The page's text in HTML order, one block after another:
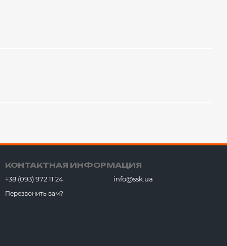
КОНТАКТНАЯ ИНФОРМАЦИЯ
+38 (093) 972 11 24
Перезвонить вам?
info@ssk.ua